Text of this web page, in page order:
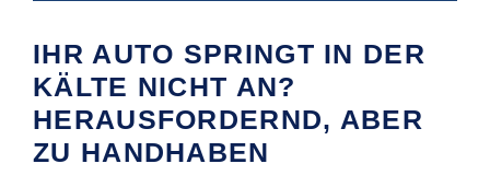
IHR AUTO SPRINGT IN DER
KÄLTE NICHT AN?
HERAUSFORDERND, ABER
ZU HANDHABEN